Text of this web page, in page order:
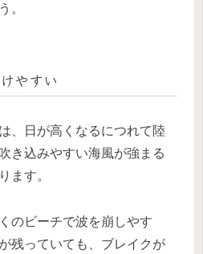
。
やすい
、日が高くなるにつれて陸
き込みやすい海風が強まる
ます。
のビーチで波を崩しやす
残っていても、ブレイクが